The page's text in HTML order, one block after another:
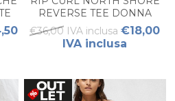
REVERSE TEE DONNA
€36,00 IVA inclusa €18,00
IVA inclusa